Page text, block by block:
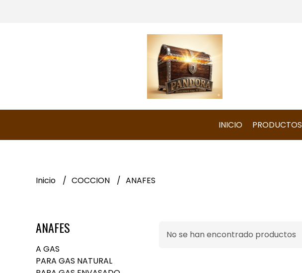
INICIO PRODUCTOS
Inicio COCCION ANAFES
ANAFES
A GAS
PARA GAS NATURAL
No se han encontrado productos